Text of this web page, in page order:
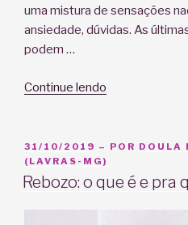
uma mistura de sensações
ansiedade, dúvidas. As
podem …
Continue lendo
gravidez
de
PUBLICADO
EM
31/10/2019 – POR DOULA
(LAVRAS-MG)
Rebozo: o que é e pra